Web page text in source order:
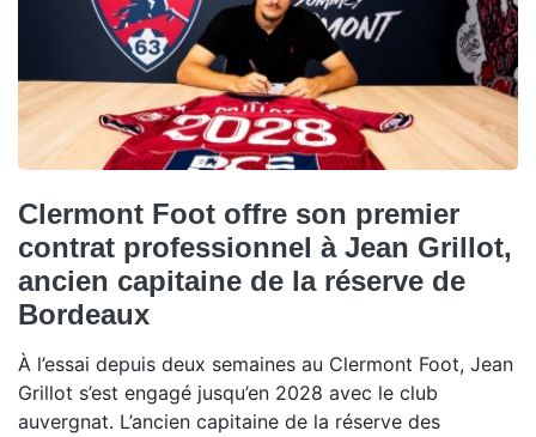
Clermont Foot offre son premier
contrat professionnel à Jean Grillot,
ancien capitaine de la réserve de
Bordeaux
À l’essai depuis deux semaines au Clermont Foot, Jean
Grillot s’est engagé jusqu’en 2028 avec le club
auvergnat. L’ancien capitaine de la réserve des